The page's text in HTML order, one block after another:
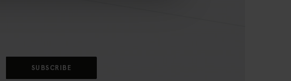
SUBSCRIBE